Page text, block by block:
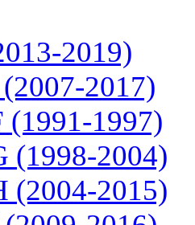
2019)
2017)
(1991-1997)
(1998-2004)
(2004-2015)